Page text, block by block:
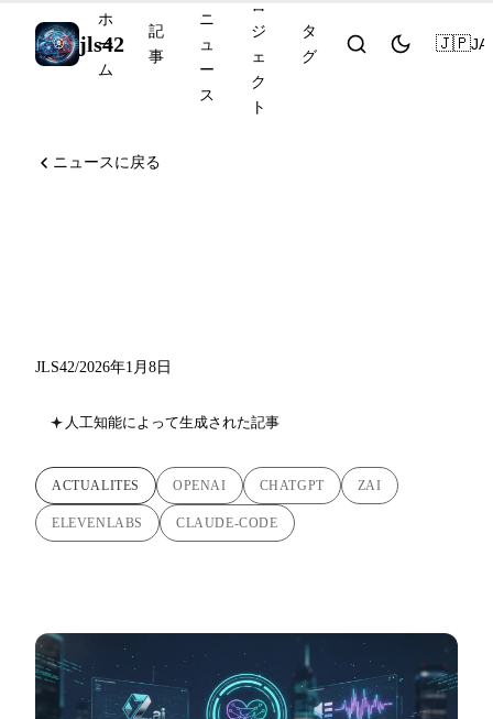
jls42
ホ
ー
ム
記
事
ニ
ュ
ー
ス
ロ
ジ
ェ
ク
ト
タ
グ
🇯🇵JA
ニュースに戻る
JLS42/2026年1月8日
人工知能によって生成された記事
ACTUALITES OPENAI CHATGPT ZAI
ELEVENLABS CLAUDE-CODE